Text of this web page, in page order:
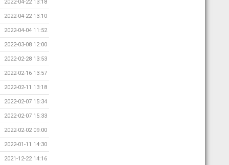
2022-04-22 13:18
2022-04-22 13:10
2022-04-04 11:52
2022-03-08 12:00
2022-02-28 13:53
2022-02-16 13:57
2022-02-11 13:18
2022-02-07 15:34
2022-02-07 15:33
2022-02-02 09:00
2022-01-11 14:30
2021-12-22 14:16